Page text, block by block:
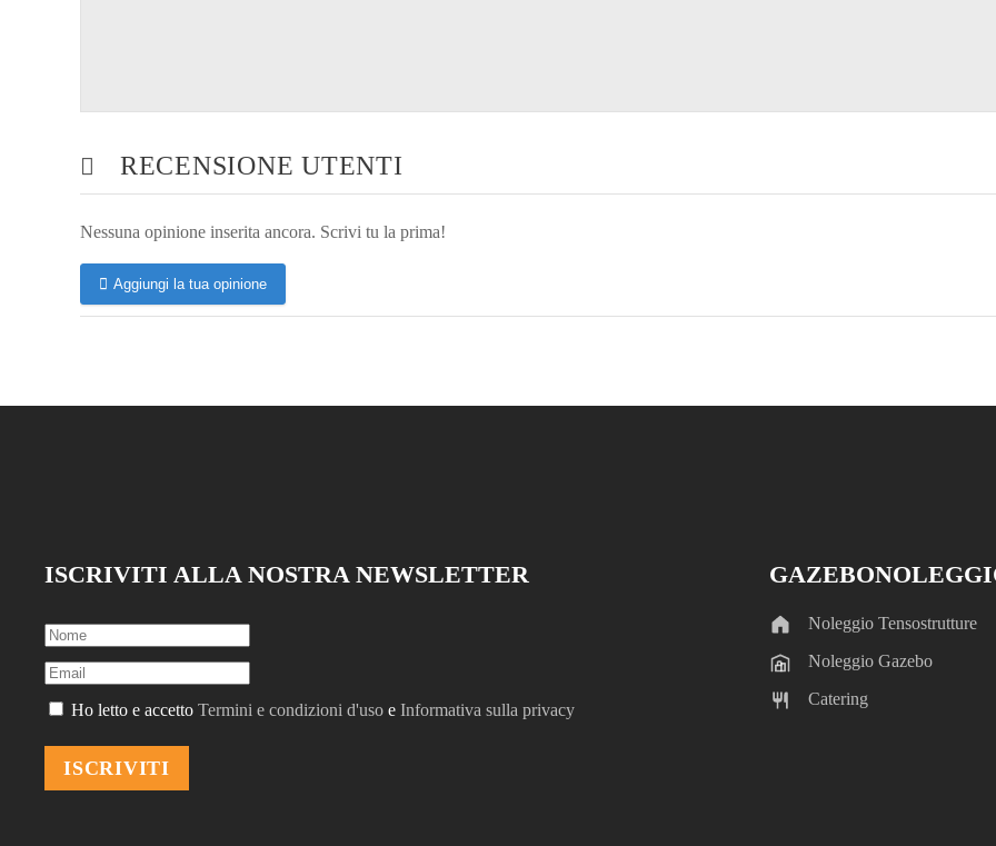
RECENSIONE UTENTI
Nessuna opinione inserita ancora. Scrivi tu la prima!
Aggiungi la tua opinione
ISCRIVITI ALLA NOSTRA NEWSLETTER
Ho letto e accetto Termini e condizioni d'uso e Informativa sulla privacy
Noleggio Tensostrutture
Noleggio Gazebo
Catering